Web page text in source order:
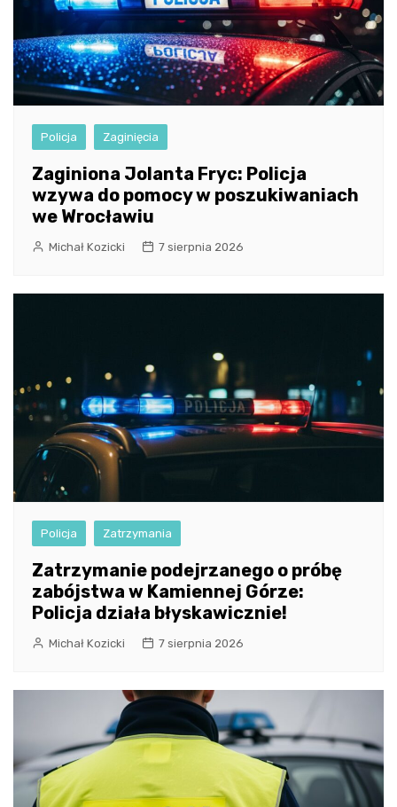
Policja Zaginięcia
Zaginiona Jolanta Fryc: Policja
wzywa do pomocy w poszukiwaniach
we Wrocławiu
Michał Kozicki 7 sierpnia 2026
Policja Zatrzymania
Zatrzymanie podejrzanego o próbę
zabójstwa w Kamiennej Górze:
Policja działa błyskawicznie!
Michał Kozicki 7 sierpnia 2026